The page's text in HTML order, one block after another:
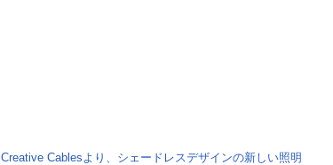
Creative Cablesより、シェードレスデザインの新しい照明